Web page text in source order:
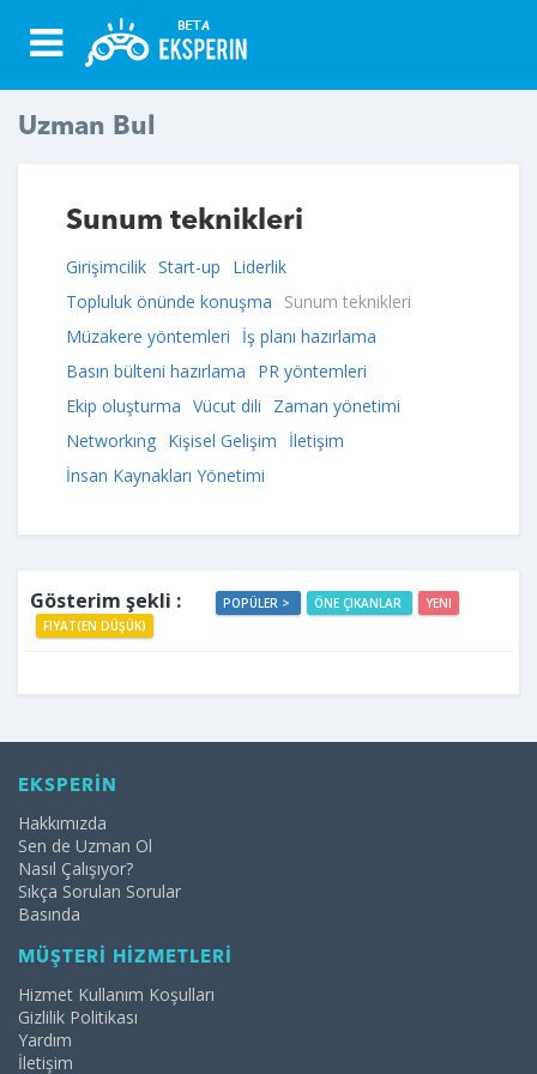
Uzman Bul
Sunum teknikleri
Girişimcilik Start-up
Liderlik
Topluluk önünde konuşma
Sunum teknikleri
Müzakere yöntemleri
İş planı hazırlama
Basın bülteni hazırlama
PR yöntemleri
Ekip oluşturma Vücut dili
Zaman yönetimi
Networkıng Kişisel Gelişim
İletişim
İnsan Kaynakları Yönetimi
Gösterim şekli : POPÜLER > ÖNE ÇIKANLAR
YENI
FIYAT(EN DÜŞÜK)
EKSPERİN
Hakkımızda
Sen de Uzman Ol
Nasıl Çalışıyor?
Sıkça Sorulan Sorular
Basında
MÜŞTERİ HİZMETLERİ
Hizmet Kullanım Koşulları
Gizlilik Politikası
Yardım
İletişim